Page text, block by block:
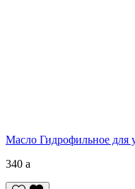
Масло Гидрофильное для
340 a